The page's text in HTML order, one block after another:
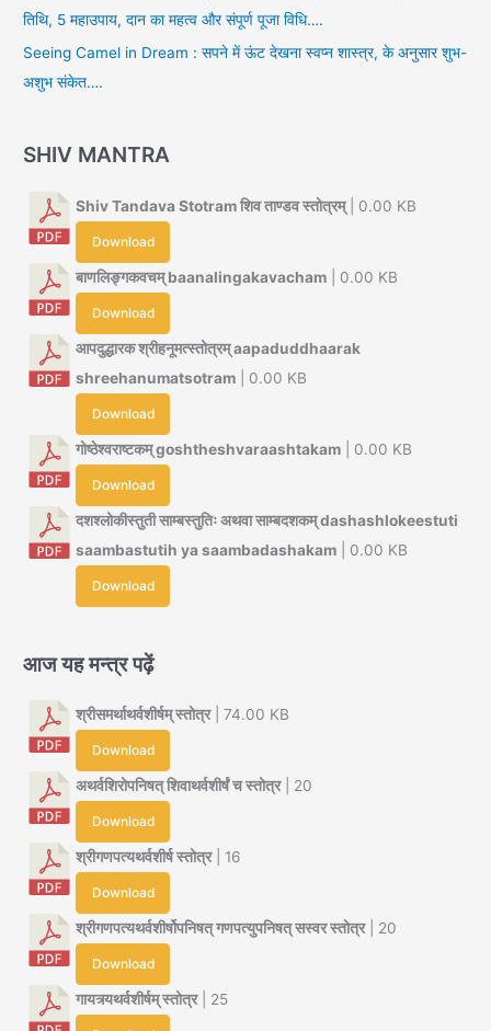
तिथि, 5 महाउपाय, दान का महत्व और संपूर्ण पूजा विधि….
Seeing Camel in Dream : सपने में ऊंट देखना स्वप्न शास्त्र, के अनुसार शुभ-
अशुभ संकेत….
SHIV MANTRA
Shiv Tandava Stotram शिव ताण्डव स्तोत्रम्| 0.00 KB
Download
बाणलिङ्गकवचम् baanalingakavacham | 0.00 KB
Download
आपदुद्धारक श्रीहनूमत्स्तोत्रम् aapaduddhaarak
shreehanumatsotram | 0.00 KB
Download
गोष्ठेश्वराष्टकम् goshtheshvaraashtakam | 0.00 KB
Download
दशश्लोकीस्तुती साम्बस्तुतिः अथवा साम्बदशकम् dashashlokeestuti
saambastutih ya saambadashakam | 0.00 KB
Download
आज यह मन्त्र पढ़ें
श्रीसमर्थाथर्वशीर्षम् स्तोत्र| 74.00 KB
Download
अथर्वशिरोपनिषत् शिवाथर्वशीर्षं च स्तोत्र| 20
Download
श्रीगणपत्यथर्वशीर्ष स्तोत्र| 16
Download
श्रीगणपत्यथर्वशीर्षोपनिषत् गणपत्युपनिषत् सस्वर स्तोत्र| 20
Download
गायत्र्यथर्वशीर्षम् स्तोत्र| 25